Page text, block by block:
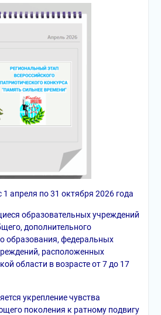
1 апреля по 31 октября 2026 года
образовательных учреждений
дополнительного
образования, федеральных
расположенных
области в возрасте от 7 до 17
укрепление чувства
поколения к ратному подвигу